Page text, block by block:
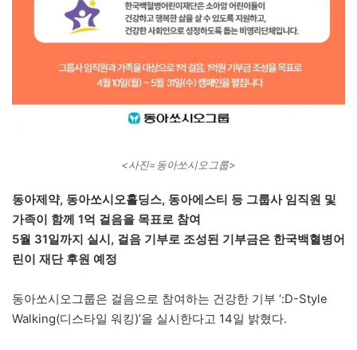
<사진=동아쏘시오그룹>
동아제약, 동아쏘시오홀딩스, 동아에스티 등 그룹사 임직원 및
가족이 함께 1억 걸음을 목표로 참여
5월 31일까지 실시, 걸음 기부로 조성된 기부금은 한국백혈병어
린이 재단 후원 예정
동아쏘시오그룹은 걸음으로 참여하는 건강한 기부 ‘:D-Style
Walking(디스타일 워킹)’을 실시한다고 14일 밝혔다.